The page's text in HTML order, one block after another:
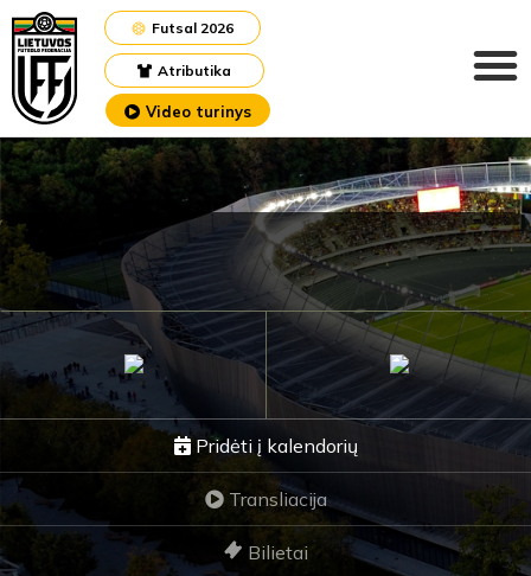
Atributika
Futsal 2026
Video turinys
Pridėti į kalendorių
Transliacija
Bilietai